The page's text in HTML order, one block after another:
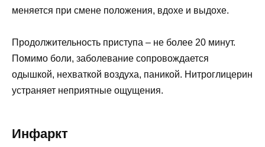
меняется при смене положения, вдохе и выдохе.
Продолжительность приступа – не более 20 минут.
Помимо боли, заболевание сопровождается
одышкой, нехваткой воздуха, паникой. Нитроглицерин
устраняет неприятные ощущения.
Инфаркт